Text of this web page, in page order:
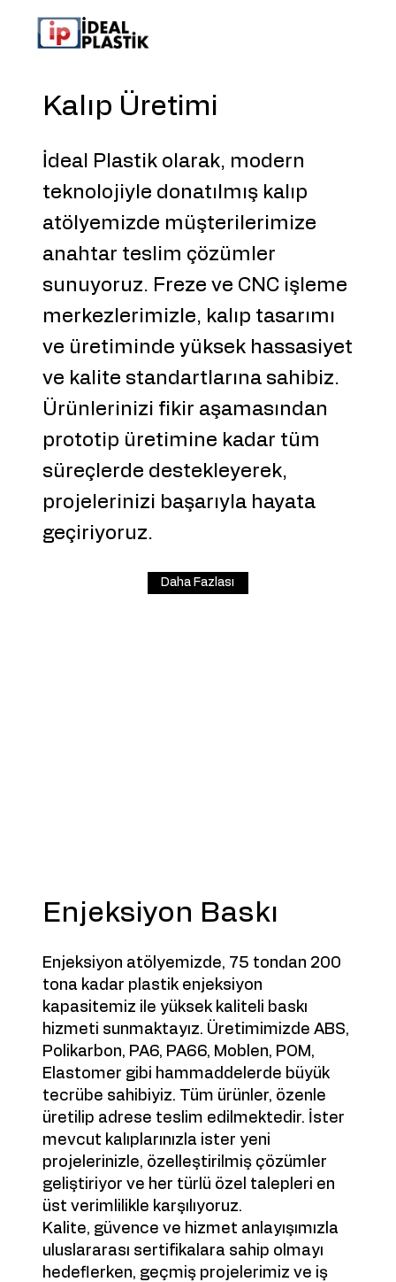
Enjeksiyon Baskı
Enjeksiyon atölyemizde, 75 tondan 200
tona kadar plastik enjeksiyon
kapasitemiz ile yüksek kaliteli baskı
hizmeti sunmaktayız. Üretimimizde ABS,
Polikarbon, PA6, PA66, Moblen, POM,
Elastomer gibi hammaddelerde büyük
tecrübe sahibiyiz. Tüm ürünler, özenle
üretilip adrese teslim edilmektedir. İster
mevcut kalıplarınızla ister yeni
projelerinizle, özelleştirilmiş çözümler
geliştiriyor ve her türlü özel talepleri en
üst verimlilikle karşılıyoruz.
Kalite, güvence ve hizmet anlayışımızla
uluslararası sertifikalara sahip olmayı
hedeflerken, geçmiş projelerimiz ve iş
Kalıp Üretimi
İdeal Plastik olarak, modern
teknolojiyle donatılmış kalıp
atölyemizde müşterilerimize
anahtar teslim çözümler
sunuyoruz. Freze ve CNC işleme
merkezlerimizle, kalıp tasarımı
ve üretiminde yüksek hassasiyet
ve kalite standartlarına sahibiz.
Ürünlerinizi fikir aşamasından
prototip üretimine kadar tüm
süreçlerde destekleyerek,
projelerinizi başarıyla hayata
geçiriyoruz.
Daha Fazlası